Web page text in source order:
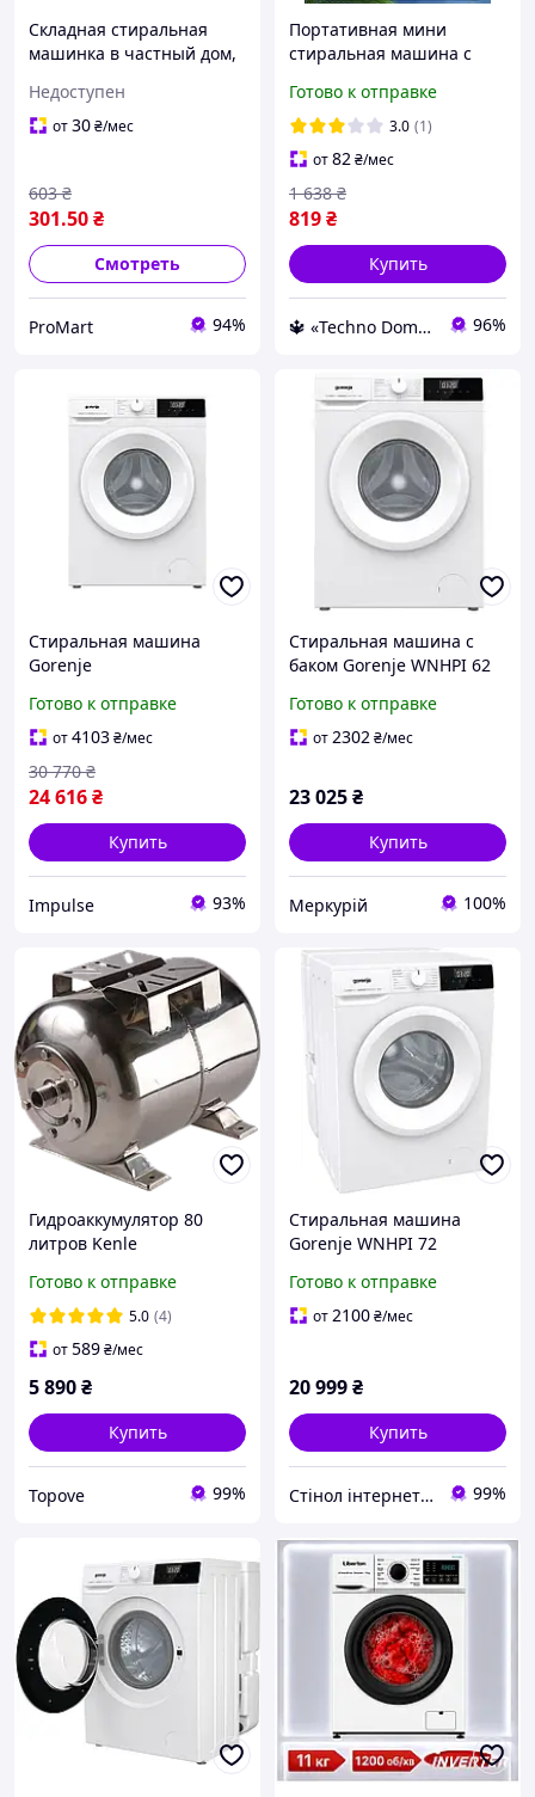
Складная стиральная
машинка в частный дом,
машина Складная
машина PJ-84
Недоступен
от30₴/мес
301.50₴
603 ₴
Смотреть
ProMart 94%
Портативная мини
стиральная машина с
детей Ультразвуковая
машинка для стирки
Готово к отправке
3.0 (1)
от82₴/мес
819₴
1 638 ₴
Купить
🔱 «Techno Dom» Компетентность! Качество товара! Быстрая отправка! ✅ 96%
Стиральная машина
Gorenje
(WNHPI72SCSIRV) i
Готово к отправке
от4103₴/мес
24 616₴
30 770 ₴
Купить
Impulse 93%
Стиральная машина с
баком Gorenje WNHPI 62
Готово к отправке
от2302₴/мес
23 025₴
Купить
Меркурій 100%
Гидроаккумулятор 80
литров Kenle
воды бак
расширительный SS для
водоснабжения
Готово к отправке
5.0 (4)
от589₴/мес
5 890₴
Купить
Topove 99%
Стиральная машина
Gorenje WNHPI 72
Готово к отправке
от2100₴/мес
20 999₴
Купить
Стінол інтернет магазин 99%